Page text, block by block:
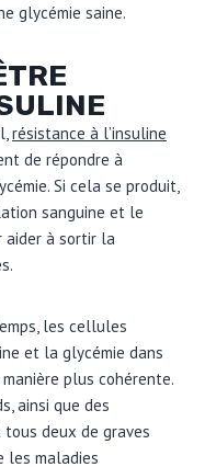
glycémie saine.
résistance à l’insuline
de répondre à
Si cela se produit,
sanguine et le
aider à sortir la
les cellules
et la glycémie dans
plus cohérente.
ainsi que des
deux de graves
les maladies